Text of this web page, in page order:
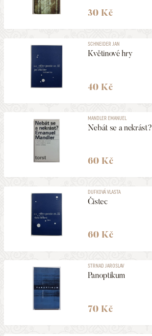
30 Kč
SCHNEIDER JAN
Květinové hry
40 Kč
MANDLER EMANUEL
Nebát se a nekrást?
60 Kč
DUFKOVÁ VLASTA
Čistec
60 Kč
STRNAD JAROSLAV
Panoptikum
70 Kč